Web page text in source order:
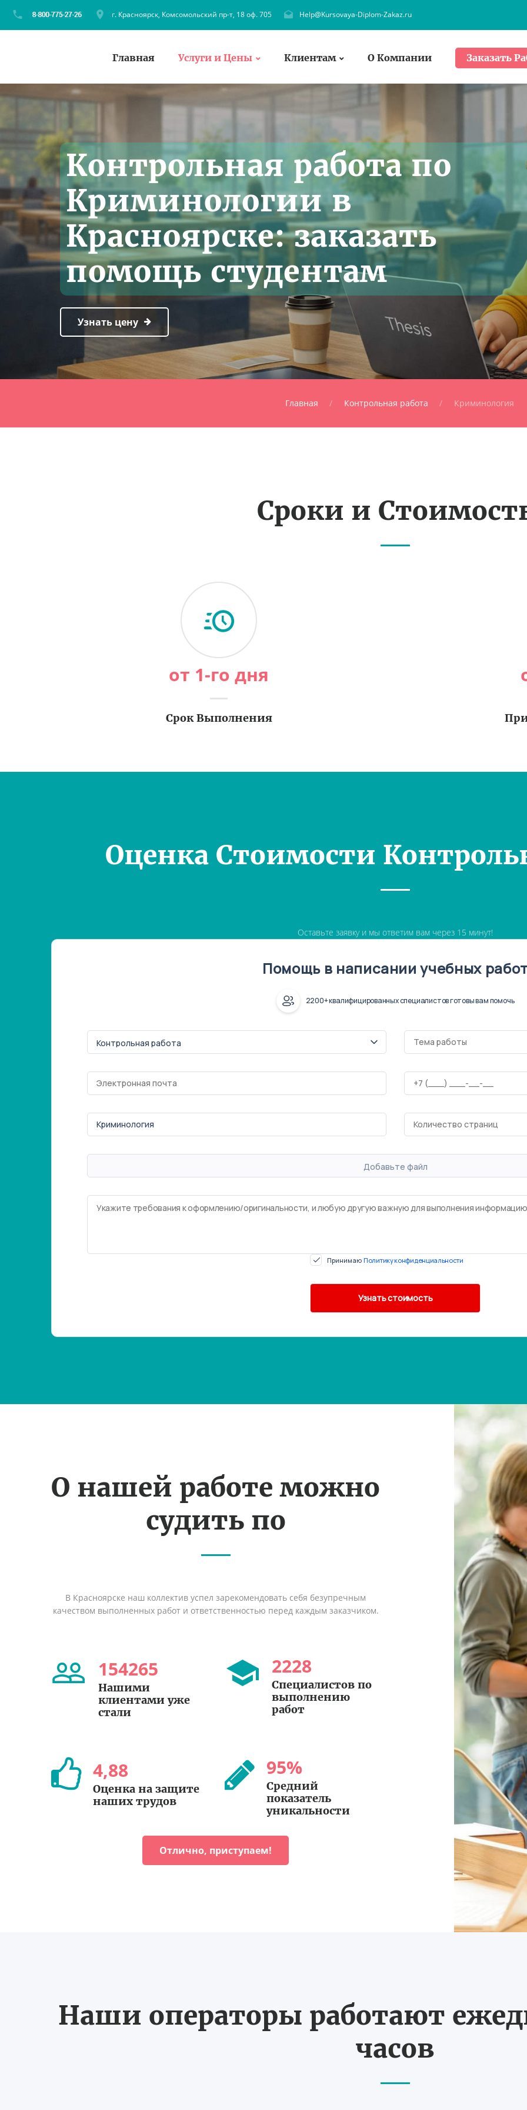
г. Красноярск, Комсомольский пр-т, 18 оф. 705 Help@Kursovaya-Diplom-Zakaz.ru
Главная Услуги и Цены Клиентам О Компании Заказать
Контрольная работа по
Криминологии в
Красноярске: заказать
помощь студентам
Узнать цену
Главная Контрольная работа Криминология
Сроки и
от 1-го дня
Срок Выполнения
Оценка Стоимости
Оставьте заявку и мы ответим вам через 15 минут!
Помощь в написании учебных
2200+ квалифицированных специалистов готовы вам помочь
Добавьте файл
Принимаю Политику конфиденциальности
О нашей работе можно
судить по
В Красноярске наш коллектив успел зарекомендовать себя безупречным
качеством выполненных работ и ответственностью перед каждым заказчиком.
154265
Нашими
клиентами уже
стали
2228
Специалистов по
выполнению
работ
4,88
Оценка на защите
наших трудов
95%
Средний
показатель
уникальности
Отлично, приступаем!
Наши операторы работают
часов